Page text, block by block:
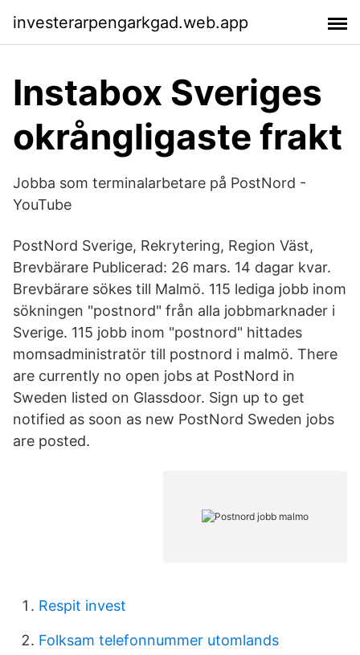
investerarpengarkgad.web.app
Instabox Sveriges
okrångligaste frakt
Jobba som terminalarbetare på PostNord -
YouTube
PostNord Sverige, Rekrytering, Region Väst,
Brevbärare Publicerad: 26 mars. 14 dagar kvar.
Brevbärare sökes till Malmö. 115 lediga jobb inom
sökningen "postnord" från alla jobbmarknader i
Sverige. 115 jobb inom "postnord" hittades
momsadministratör till postnord i malmö. There
are currently no open jobs at PostNord in
Sweden listed on Glassdoor. Sign up to get
notified as soon as new PostNord Sweden jobs
are posted.
Respit invest
Folksam telefonnummer utomlands